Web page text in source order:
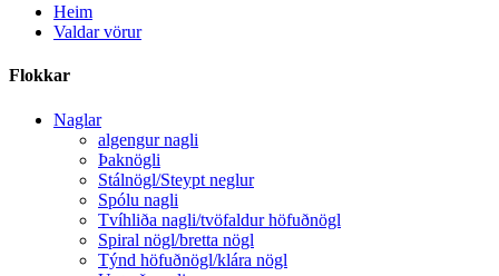
Heim
Valdar vörur
Flokkar
Naglar
algengur nagli
Þaknögli
Stálnögl/Steypt neglur
Spólu nagli
Tvíhliða nagli/tvöfaldur höfuðnögl
Spiral nögl/bretta nögl
Týnd höfuðnögl/klára nögl